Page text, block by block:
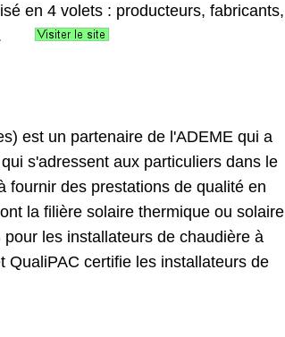
en 4 volets : producteurs, fabricants,
est un partenaire de l'ADEME qui a
s'adressent aux particuliers dans le
fournir des prestations de qualité en
la filière solaire thermique ou solaire
les installateurs de chaudière à
QualiPAC certifie les installateurs de